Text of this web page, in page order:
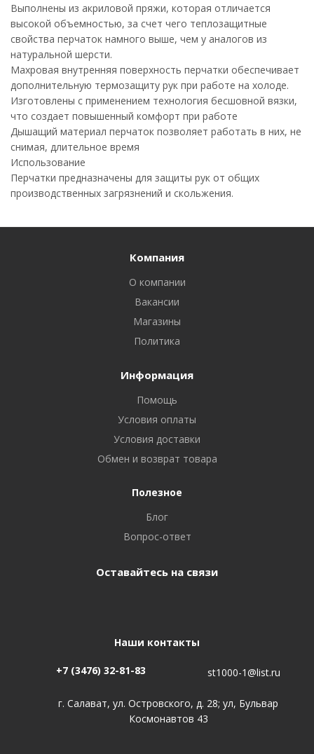
Выполнены из акриловой пряжи, которая отличается
высокой объемностью, за счет чего теплозащитные
свойства перчаток намного выше, чем у аналогов из
натуральной шерсти.
Махровая внутренняя поверхность перчатки обеспечивает
дополнительную термозащиту рук при работе на холоде.
Изготовлены с применением технология бесшовной вязки,
что создает повышенный комфорт при работе
Дышащий материал перчаток позволяет работать в них, не
снимая, длительное время
Использование
Перчатки предназначены для защиты рук от общих
производственных загрязнений и скольжения.
Компания
О компании
Вакансии
Магазины
Политика
Информация
Помощь
Условия оплаты
Условия доставки
Обмен и возврат товара
Полезное
Блог
Вопрос-ответ
Оставайтесь на связи
Наши контакты
+7 (3476) 32-81-83 st1000-1@list.ru
г. Салават, ул. Островского, д. 28; ул, Бульвар
Космонавтов 43